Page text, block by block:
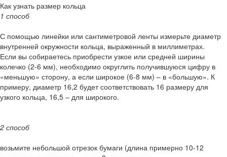
Как узнать размер кольца
1 способ
С помощью линейки или сантиметровой ленты измерьте диаметр
внутренней окружности кольца, выраженный в миллиметрах.
Если вы собираетесь приобрести узкое или средней ширины
колечко (2-6 мм), необходимо округлить получившуюся цифру в
«меньшую» сторону, а если широкое (6-8 мм) – в «большую». К
примеру, диаметр 16,2 будет соответствовать 16 размеру для
узкого кольца, 16,5 – для широкого.
2 способ
возьмите небольшой отрезок бумаги (длина примерно 10-12